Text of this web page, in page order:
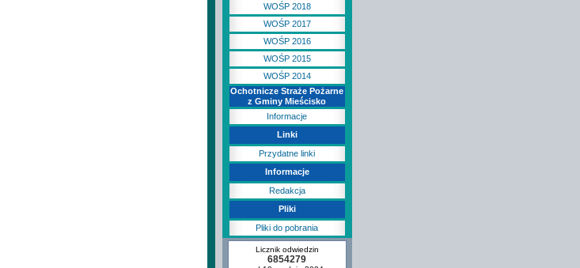
WOŚP 2018
WOŚP 2017
WOŚP 2016
WOŚP 2015
WOŚP 2014
Ochotnicze Straże Pożarne
z Gminy Mieścisko
Informacje
Linki
Przydatne linki
Informacje
Redakcja
Pliki
Pliki do pobrania
Licznik odwiedzin
6854279